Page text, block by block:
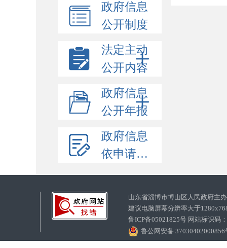
政府信息
公开制度
法定主动
公开内容
政府信息
公开年报
政府信息
依申请公开
山东省淄博市博山区人民政府
建议电脑屏幕分辨率大于
鲁ICP备05021825号 网站标识码
鲁公网安备 37030402000856